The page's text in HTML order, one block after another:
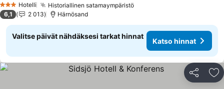
3 Tähtiluokitus
Hotelli Historiallinen satamaympäristöKatso hinnat
6,1 2 013 Härnösand
Valitse päivät nähdäksesi tarkat hinnat
Katso hinnat
Jaa